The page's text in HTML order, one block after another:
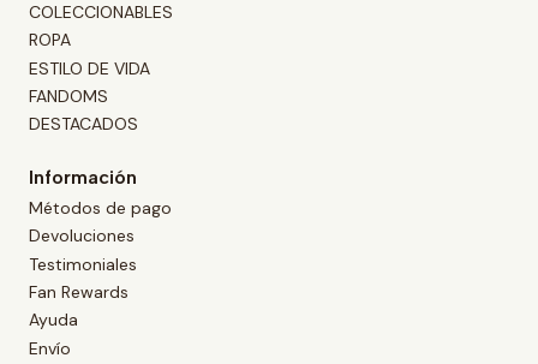
COLECCIONABLES
ROPA
ESTILO DE VIDA
FANDOMS
DESTACADOS
Información
Métodos de pago
Devoluciones
Testimoniales
Fan Rewards
Ayuda
Envío